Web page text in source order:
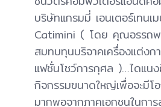
บริษัทแกรมมี่ เอนเตอร์เทนเ
Catimini ( โดย คุณอรรถ
สมทบทุนบริจาคเครื่องแต่งก
แฟชั่นโชว์การกุศล )…ไดแน
กิจกรรมขนาดใหญ่เพื่อจะมีโ
มากพอจากภาคเอกชนในกา